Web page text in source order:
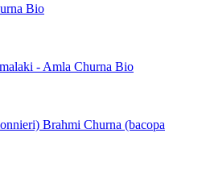
Bio
- Amla Churna Bio
Brahmi Churna (bacopa